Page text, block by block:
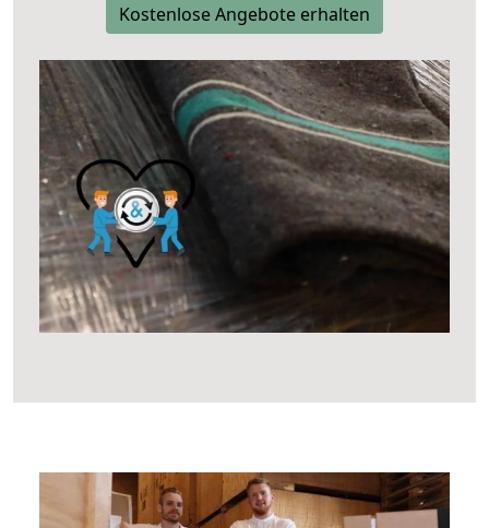
Kostenlose Angebote erhalten